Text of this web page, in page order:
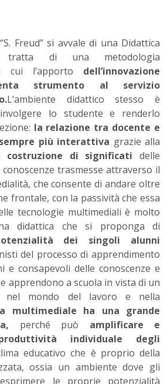
Freud” si avvale di una Didattica
tratta di una metodologia
cui l’apporto dell’innovazione
strumento al servizio
L’ambiente didattico stesso è
lo studente e renderlo
la relazione tra docente e
più interattiva grazie alla
costruzione di significati delle
trasmesse attraverso il
che consente di andare oltre
frontale, con la passività che essa
tecnologie multimediali è molto
didattica che si proponga di
dei singoli alunni
del processo di apprendimento
e consapevoli delle conoscenze e
apprendono a scuola in vista di un
nel mondo del lavoro e nella
multimediale ha una grande
perché può amplificare e
individuale degli
educativo che è proprio della
ossia un ambiente dove gli
le proprie potenzialità